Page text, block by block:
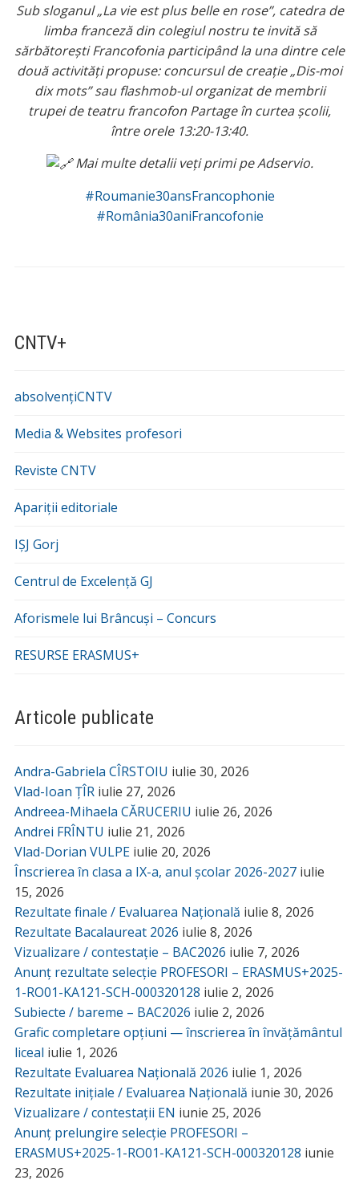
CNTV+
absolvențiCNTV
Media & Websites profesori
Reviste CNTV
Apariții editoriale
IȘJ Gorj
Centrul de Excelență GJ
Aforismele lui Brâncuși – Concurs
RESURSE ERASMUS+
Articole publicate
Andra-Gabriela CÎRSTOIU iulie 30, 2026
Vlad-Ioan ȚÎR iulie 27, 2026
Andreea-Mihaela CĂRUCERIU iulie 26, 2026
Andrei FRÎNTU iulie 21, 2026
Vlad-Dorian VULPE iulie 20, 2026
Înscrierea în clasa a IX-a, anul școlar 2026-2027 iulie
15, 2026
Rezultate finale / Evaluarea Națională iulie 8, 2026
Rezultate Bacalaureat 2026 iulie 8, 2026
Vizualizare / contestație – BAC2026 iulie 7, 2026
Anunț rezultate selecție PROFESORI – ERASMUS+2025-
1-RO01-KA121-SCH-000320128 iulie 2, 2026
Subiecte / bareme – BAC2026 iulie 2, 2026
Grafic completare opțiuni — înscrierea în învățământul
liceal iulie 1, 2026
Rezultate Evaluarea Națională 2026 iulie 1, 2026
Rezultate inițiale / Evaluarea Națională iunie 30, 2026
Vizualizare / contestații EN iunie 25, 2026
Anunț prelungire selecție PROFESORI –
ERASMUS+2025-1-RO01-KA121-SCH-000320128 iunie
23, 2026
Sub sloganul „La vie est plus belle en rose”, catedra de
limba franceză din colegiul nostru te invită să
sărbătorești Francofonia participând la una dintre cele
două activități propuse: concursul de creație „Dis-moi
dix mots” sau flashmob-ul organizat de membrii
trupei de teatru francofon Partage în curtea școlii,
între orele 13:20-13:40.
Mai multe detalii veți primi pe Adservio.
#Roumanie30ansFrancophonie
#România30aniFrancofonie